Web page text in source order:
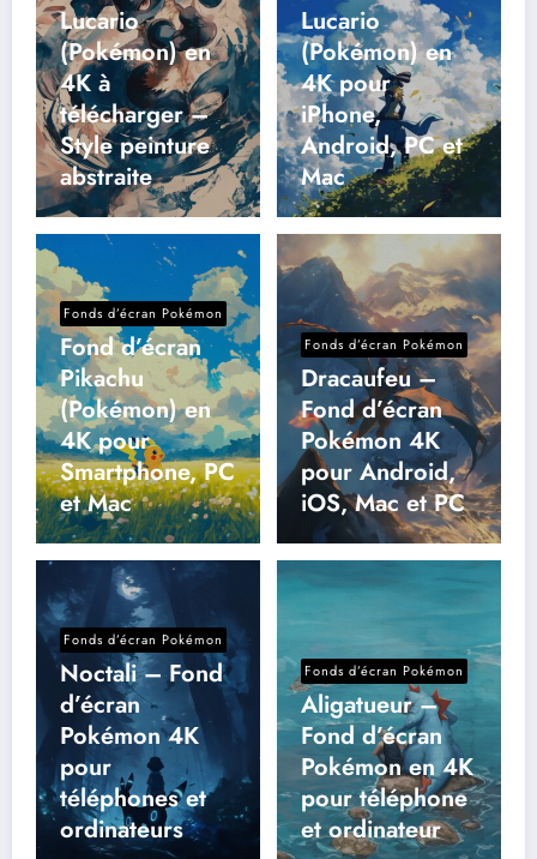
Lucario
(Pokémon) en
4K à
télécharger –
Style peinture
abstraite
Lucario
(Pokémon) en
4K pour
iPhone,
Android, PC et
Mac
Fonds d’écran Pokémon
Fond d’écran
Pikachu
(Pokémon) en
4K pour
Smartphone, PC
et Mac
Fonds d’écran Pokémon
Dracaufeu –
Fond d’écran
Pokémon 4K
pour Android,
iOS, Mac et PC
Fonds d’écran Pokémon
Noctali – Fond
d’écran
Pokémon 4K
pour
téléphones et
ordinateurs
Fonds d’écran Pokémon
Aligatueur –
Fond d’écran
Pokémon en 4K
pour téléphone
et ordinateur